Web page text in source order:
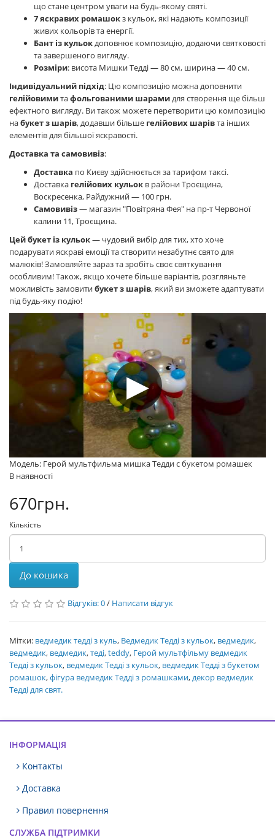
що стане центром уваги на будь-якому святі.
7 яскравих ромашокз кульок, які надають композиції
живих кольорів та енергії.
Бант із кульокдоповнює композицію, додаючи святковості
та завершеного вигляду.
Розміри: висота Мишки Тедді — 80 см, ширина — 40 см.
Індивідуальний підхід: Цю композицію можна доповнити
гелійовимитафольгованими шарамидля створення ще більш
ефектного вигляду. Ви також можете перетворити цю композицію
набукет з шарів, додавши більше гелійових шарівта інших
елементів для більшої яскравості.
Доставка та самовивіз:
Доставка по Києву здійснюється за тарифом таксі.
Доставка гелійових кульок в райони Троєщина,
Воскресенка, Райдужний — 100 грн.
Самовивіз— магазин "Повітряна Фея" на пр-т Червоної
калини 11, Троєщина.
Цей букет із кульок— чудовий вибір для тих, хто хоче
подарувати яскраві емоції та створити незабутнє свято для
малюків! Замовляйте зараз та зробіть своє святкування
особливим! Також, якщо хочете більше варіантів, розгляньте
можливість замовитибукет з шарів, який ви зможете адаптувати
під будь-яку подію!
Модель: Герой мультфильма мишка Тедди с букетом ромашек
В наявності
670грн.
Кількість
До кошика
Відгуків: 0/ Написати відгук
Мітки: ведмедик тедді з куль, Ведмедик Тедді з кульок, ведмедик,
ведмедик, ведмедик,теді,teddy, Герой мультфільму ведмедик
Тедді з кульок, ведмедик Тедді з кульок, ведмедик Тедді з букетом
ромашок,фігура ведмедик Тедді з ромашками,декор ведмедик
Тедді для свят.
ІНФОРМАЦІЯ
Контакты
Доставка
Правил повернення
СЛУЖБА ПІДТРИМКИ